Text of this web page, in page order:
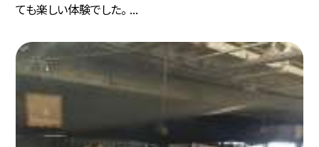
ても楽しい体験でした。 ...